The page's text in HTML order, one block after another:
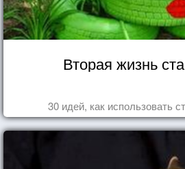
Вторая жизнь
30 идей, как использовать